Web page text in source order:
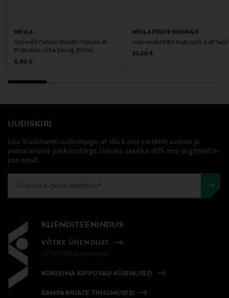
WELLA
Stiilivaht Deluxe Wonder Volume &
Protection Ultra Strong 200 ml
Original Price
6,90 €
WELLA PROFESSIONALS
Juuksevaht EIMI Nutricurls Soft Twirl
Original Price
25,50 €
UUDISKIRI
Liitu Stockmanni uudiskirjaga, et olla kursis värskete uudiste ja
personaalsete pakkumistega. Liitudes saad ka -10% oma järgmiselt e-
poe ostult.
KLIENDITEENINDUS
VÕTKE ÜHENDUST
+372 6339539(pvm/mpm)
KORDUMA KIPPUVAD KÜSIMUSED
KAMPAANIATE TINGIMUSED